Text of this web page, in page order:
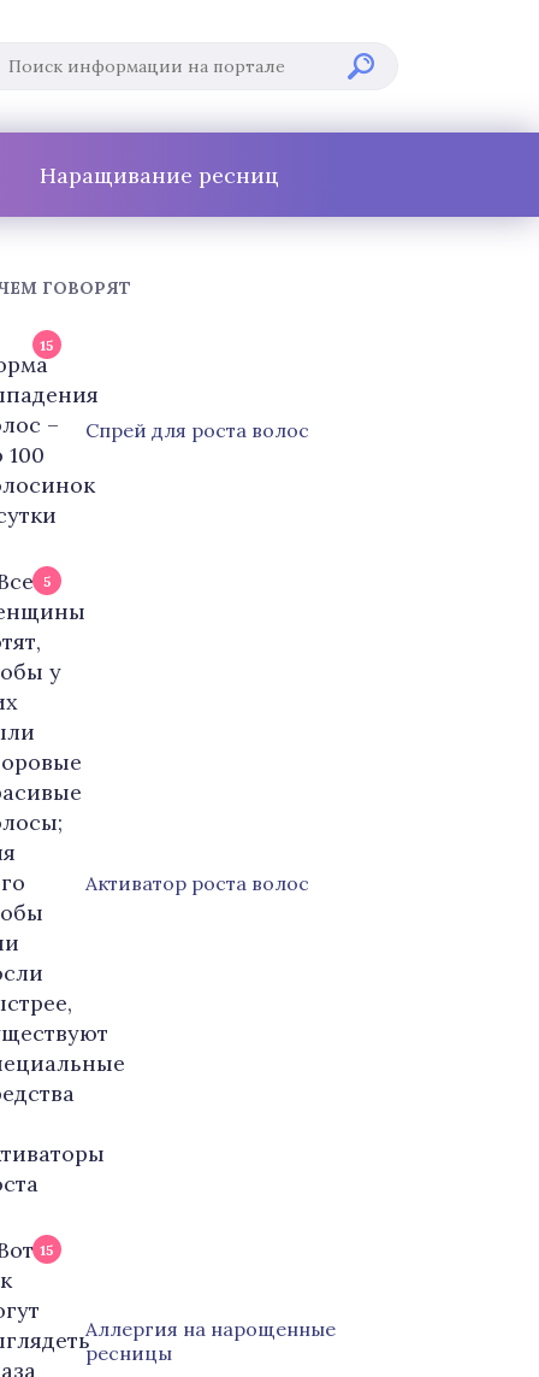
Наращивание ресниц
ГОВОРЯТ
15
Cпрей для роста волос
5
Активатор роста волос
15
Аллергия на нарощенные
ресницы